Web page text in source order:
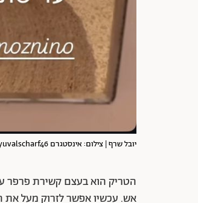
יובל שרף | צילום: אינסטגרם yuvalscharf46@
הטריק הוא בעצם קשירת פרפר
אש. עכשיו אפשר לזרוק מעל את